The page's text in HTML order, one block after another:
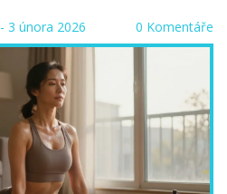
- 3 února 2026 0 Komentáře